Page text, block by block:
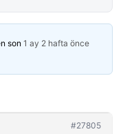
son 1 ay 2 hafta önce
#27805